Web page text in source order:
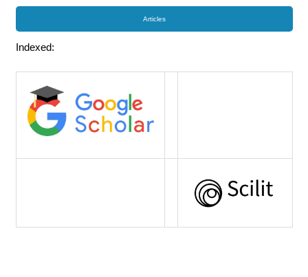
Articles
Indexed: